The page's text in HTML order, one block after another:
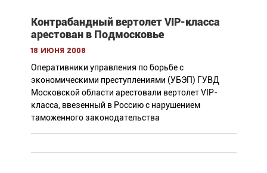
Контрабандный вертолет VIP-класса
арестован в Подмосковье
18 июня 2008
Оперативники управления по борьбе с
экономическими преступлениями (УБЭП) ГУВД
Московской области арестовали вертолет VIP-
класса, ввезенный в Россию с нарушением
таможенного законодательства